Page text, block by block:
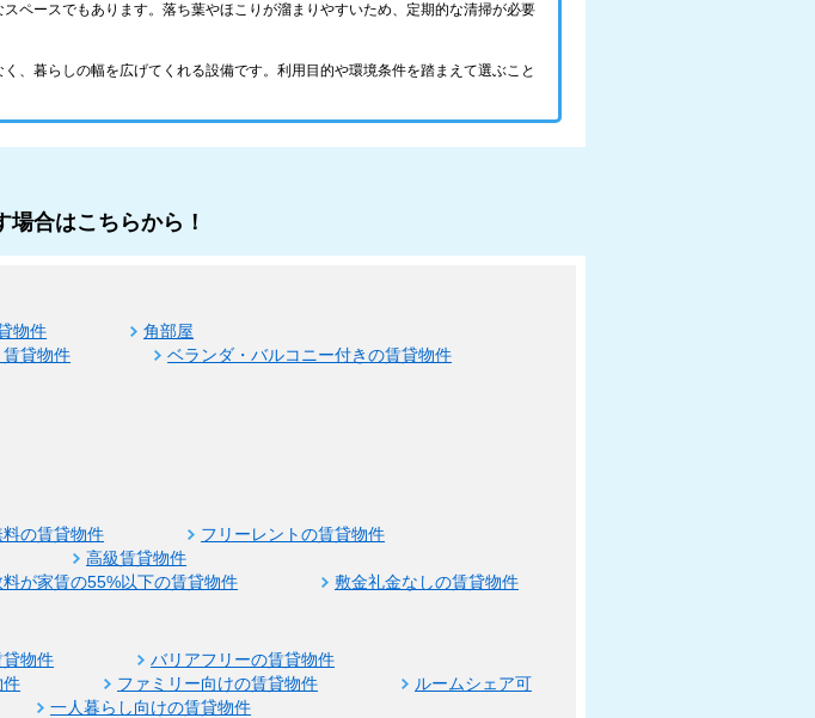
ペースでもあります。落ち葉やほこりが溜まりやすいため、定期的な清掃が必要
、暮らしの幅を広げてくれる設備です。利用目的や環境条件を踏まえて選ぶこと
合はこちらから！
物件
角部屋
貸物件
ベランダ・バルコニー付きの賃貸物件
の賃貸物件
フリーレントの賃貸物件
高級賃貸物件
が家賃の55%以下の賃貸物件 敷金礼金なしの賃貸物件
物件
バリアフリーの賃貸物件
件 ファミリー向けの賃貸物件
ルームシェア可
一人暮らし向けの賃貸物件